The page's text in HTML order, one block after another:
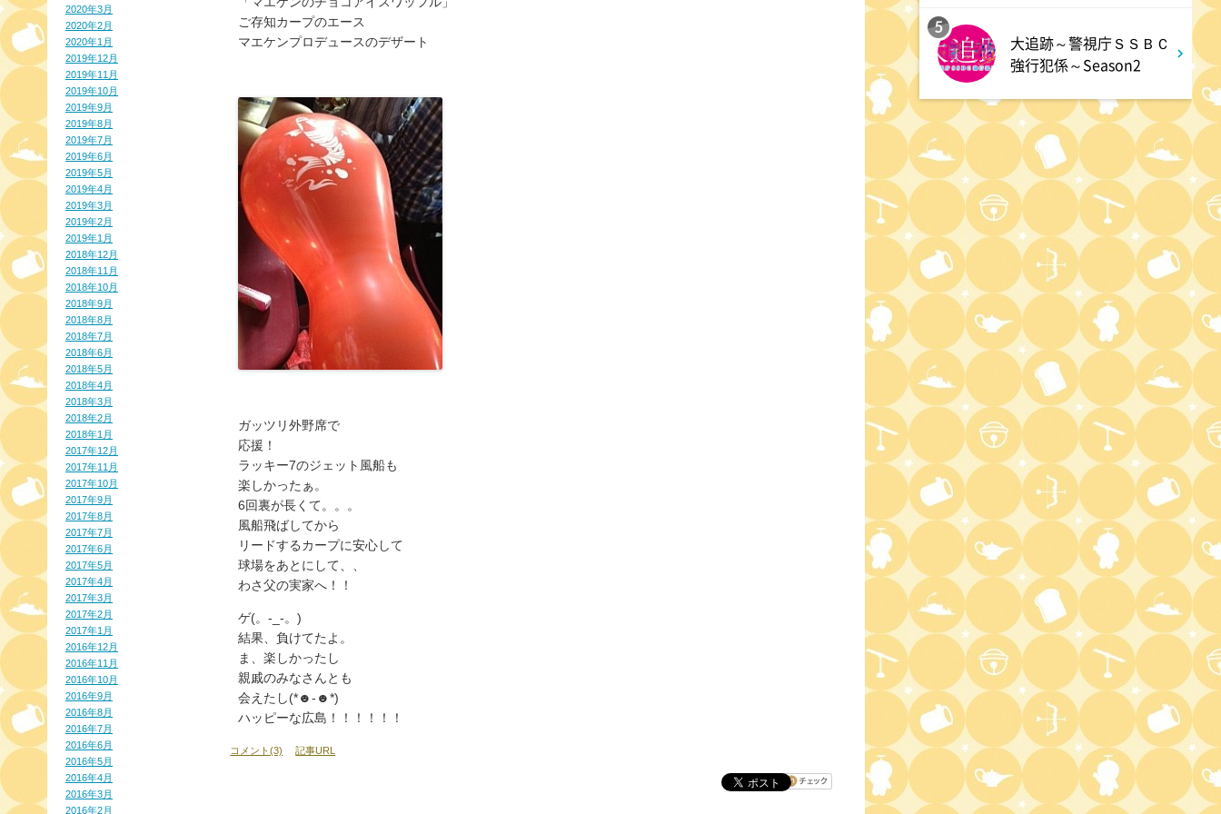
2020年3月
2020年2月
2020年1月
2019年12月
2019年11月
2019年10月
2019年9月
2019年8月
2019年7月
2019年6月
2019年5月
2019年4月
2019年3月
2019年2月
2019年1月
2018年12月
2018年11月
2018年10月
2018年9月
2018年8月
2018年7月
2018年6月
2018年5月
2018年4月
2018年3月
2018年2月
2018年1月
2017年12月
2017年11月
2017年10月
2017年9月
2017年8月
2017年7月
2017年6月
2017年5月
2017年4月
2017年3月
2017年2月
2017年1月
2016年12月
2016年11月
2016年10月
2016年9月
2016年8月
2016年7月
2016年6月
2016年5月
2016年4月
2016年3月
2016年2月
ご存知カープのエース
マエケンプロデュースのデザート
ガッツリ外野席で
応援！
ラッキー7のジェット風船も
楽しかったぁ。
6回裏が長くて。。。
風船飛ばしてから
リードするカープに安心して
球場をあとにして、、
わさ父の実家へ！！
ゲ(。-_-。)
結果、負けてたよ。
ま、楽しかったし
親戚のみなさんとも
会えたし(*☻-☻*)
ハッピーな広島！！！！！！
コメント(3) 記事URL
光一&シゲのSHOWマン!!
くりぃむナンタラ ドンデコル
テ渡辺を深掘りクイズ!説教し
た女性と禁断の恋愛!?
深夜 0:45
START UP!ドリームエンタ
深夜 1:45
テレ朝サマフェスナビ
深夜 1:50
全力坂
深夜 1:55
musicる TV
深夜 2:25
耳の穴かっぽじって聞け!
深夜 2:50
冠モナキ 【知ってほしい自分
の一面をアピール!】
5
大追跡～警視庁ＳＳＢＣ
強行犯係～Season2